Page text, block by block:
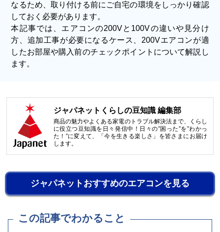
なるため、取り付ける前にご自宅の環境をしっかり確認
しておく必要があります。
本記事では、エアコンの200Vと100Vの違いや見分け
方、追加工事が必要になるケース、200Vエアコンが適
したお部屋や購入前のチェックポイントについて解説し
ます。
ジャパネットくらしの豆知識 編集部
商品の魅力やよくある家電のトラブル解決法まで、くらし
に役立つ豆知識を日々発信中！日々の”困った”を”わかっ
た！”に変えて、「今を生きる楽しさ」を皆さまにお届け
します。
ジャパネットおすすめのエアコンを見る
この記事でわかること